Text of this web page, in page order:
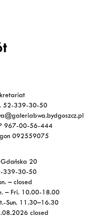
52-339-30-50
967-00-56-444
092559075
Gdańska 20
339-30-50
– closed
– Fri. 10.00-18.00
Sun. 11.30–16.30
closed